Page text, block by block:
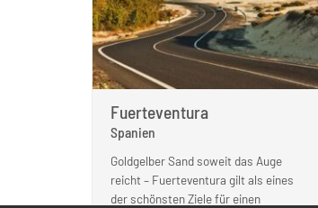
Fuerteventura
Spanien
Goldgelber Sand soweit das Auge
reicht – Fuerteventura gilt als eines
der schönsten Ziele für einen